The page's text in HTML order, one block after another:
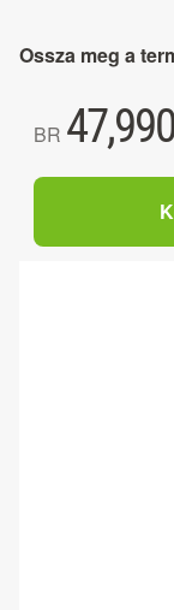
Ossza meg a
BR 47,990